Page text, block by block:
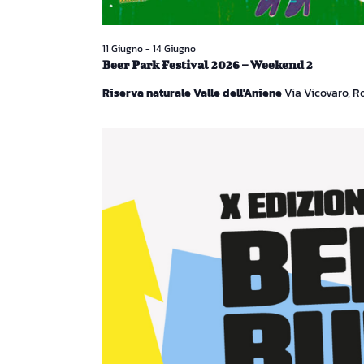
Beer Park Festival 2026 – Weekend 2
11 Giugno- 14 Giugno
Riserva naturale Valle dell'AnieneVia Vicovaro,